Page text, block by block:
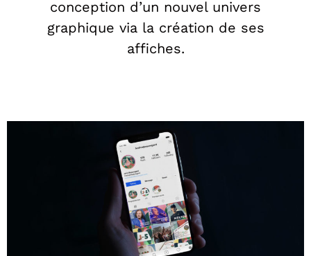
conception d’un nouvel univers
graphique via la création de ses
affiches.